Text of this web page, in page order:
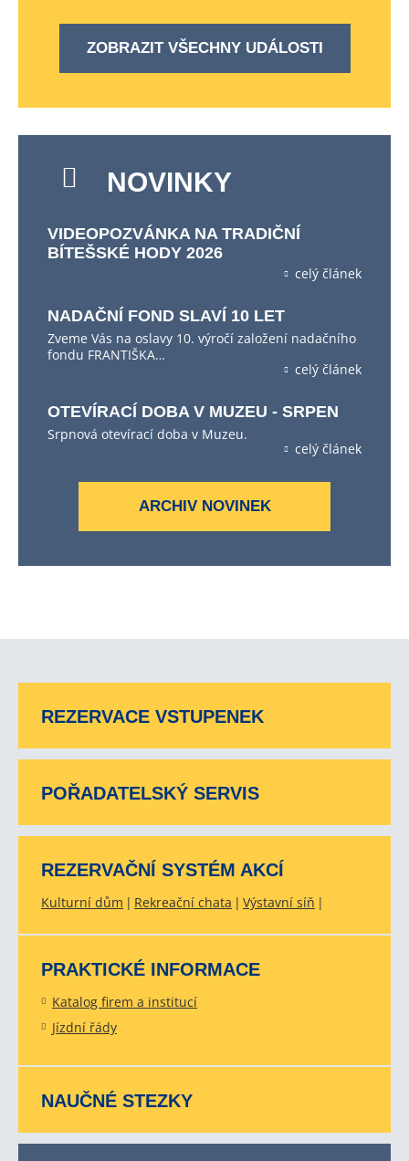
ZOBRAZIT VŠECHNY UDÁLOSTI
NOVINKY
VIDEOPOZVÁNKA NA TRADIČNÍ
BÍTEŠSKÉ HODY 2026
celý článek
NADAČNÍ FOND SLAVÍ 10 LET
Zveme Vás na oslavy 10. výročí založení nadačního
fondu FRANTIŠKA…
celý článek
OTEVÍRACÍ DOBA V MUZEU - SRPEN
Srpnová otevírací doba v Muzeu.
celý článek
ARCHIV NOVINEK
REZERVACE VSTUPENEK
POŘADATELSKÝ SERVIS
REZERVAČNÍ SYSTÉM AKCÍ
Kulturní dům Rekreační chata Výstavní síň
PRAKTICKÉ INFORMACE
Katalog firem a institucí
Jízdní řády
NAUČNÉ STEZKY